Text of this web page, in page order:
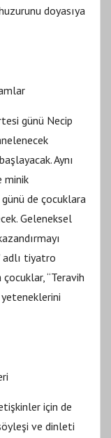
doyasıya
günü Necip
Aynı
minik
de çocuklara
Geleneksel
adlı tiyatro
“Teravih
için de
ve dinleti